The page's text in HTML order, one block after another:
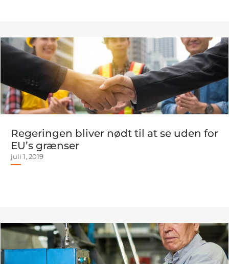
Regeringen bliver nødt til at se uden for
EU’s grænser
juli 1, 2019